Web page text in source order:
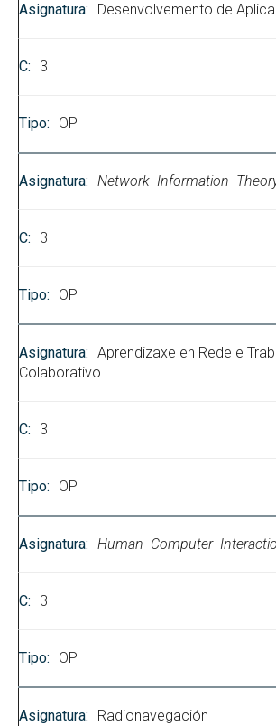
Desenvolvemento de
3
OP
Network Information
3
OP
Aprendizaxe en Rede e
Colaborativo
3
OP
Human- Computer
3
OP
Radionavegación